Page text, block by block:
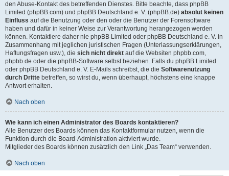
den Abuse-Kontakt des betreffenden Dienstes. Bitte beachte, dass phpBB
Limited (phpBB.com) und phpBB Deutschland e. V. (phpBB.de) absolut keinen
Einfluss auf die Benutzung oder den oder die Benutzer der Forensoftware
haben und dafür in keiner Weise zur Verantwortung herangezogen werden
können. Kontaktiere daher nie phpBB Limited oder phpBB Deutschland e. V. in
Zusammenhang mit jeglichen juristischen Fragen (Unterlassungserklärungen,
Haftungsfragen usw.), die sich nicht direkt auf die Websiten phpbb.com,
phpbb.de oder die phpBB-Software selbst beziehen. Falls du phpBB Limited
oder phpBB Deutschland e. V. E-Mails schreibst, die die Softwarenutzung
durch Dritte betreffen, so wirst du, wenn überhaupt, höchstens eine knappe
Antwort erhalten.
Nach oben
Wie kann ich einen Administrator des Boards kontaktieren?
Alle Benutzer des Boards können das Kontaktformular nutzen, wenn die
Funktion durch die Board-Administration aktiviert wurde.
Mitglieder des Boards können zusätzlich den Link „Das Team“ verwenden.
Nach oben